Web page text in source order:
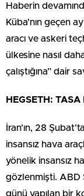
Haberin
Küba’nın geçen
aracı ve askeri
ülkesine nasıl
çalıştığına” dair
HEGSETH:
İran’ın, 28
insansız hava
yönelik insansız
gözlenmişti. ABD
günü yapılan bir